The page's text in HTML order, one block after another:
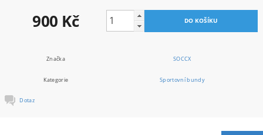
900 Kč
Značka SOCCX
Kategorie Sportovní bundy
Dotaz